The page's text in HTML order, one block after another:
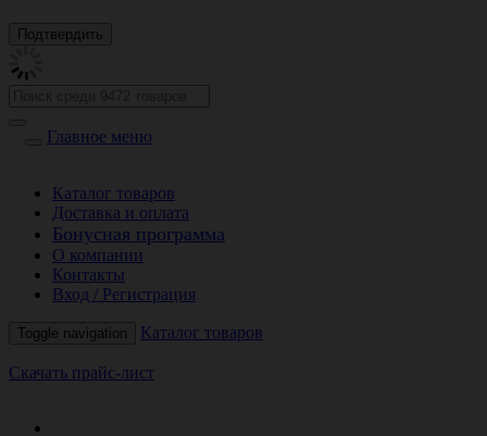
Главное меню
Каталог товаров
Доставка и оплата
Бонусная программа
О компании
Контакты
Вход / Регистрация
Toggle navigation Каталог товаров
Скачать прайс-лист